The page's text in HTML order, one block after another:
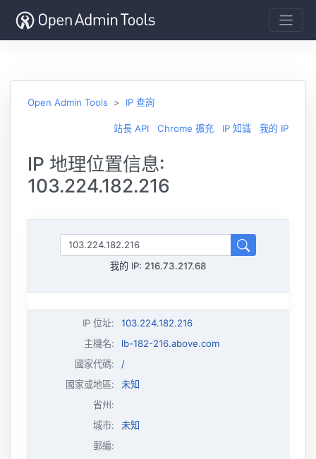
Open Admin Tools IP 查詢
站長 API Chrome 擴充 IP 知識 我的 IP
IP 地理位置信息:
103.224.182.216
我的 IP: 216.73.217.68
IP 位址:
103.224.182.216
主機名:
lb-182-216.above.com
國家代碼:
/
國家或地區:
未知
省州:
城市:
未知
郵編: